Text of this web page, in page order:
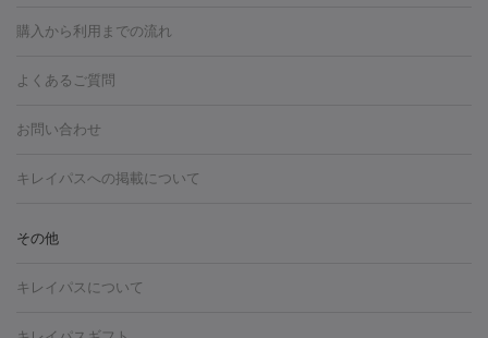
グ
フォトシルクプラス
しわ・たるみ
光注射
フォトフェイシャルM22
HIFU（ハイフ）
トーニング
ハイドラフェイシャル
冷却
リ・美肌）
光治療（フォトフェイシャルなど）
購入から利用までの流れ
よくあるご質問
お問い合わせ
キレイパスへの掲載について
その他
キレイパスについて